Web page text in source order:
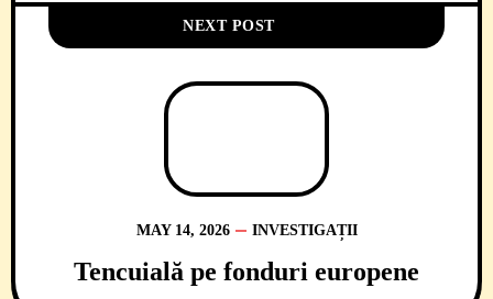
NEXT POST
MAY 14, 2026 INVESTIGAȚII
Tencuială pe fonduri europene